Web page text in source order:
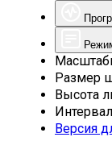
Размер
Высота
Интервал
Версия